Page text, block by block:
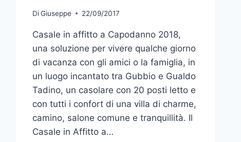
Di Giuseppe 22/09/2017
Casale in affitto a Capodanno 2018,
una soluzione per vivere qualche giorno
di vacanza con gli amici o la famiglia, in
un luogo incantato tra Gubbio e Gualdo
Tadino, un casolare con 20 posti letto e
con tutti i confort di una villa di charme,
camino, salone comune e tranquillità. Il
Casale in Affitto a…